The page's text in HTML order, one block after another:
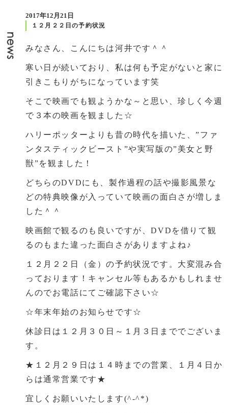
2017年12月21日
１２月２２日の予約状況
みなさん、こんにちは河井です＾＾
寒い日が続いており、私は何も予定がないと家に
引きこもりがちになっています笑
そこで映画でも観ようかな～と思い、珍しく今週
で３本の映画を観ました☆
ハリーポッターよりも昔の時代を描いた、”ファ
ンタスティックビースト”や実写版の”美女と野
獣”を観ました！
どちらのDVDにも、製作過程の話や撮影風景な
どの特典映像が入っていて映画の面白さが増しま
した＾＾
映画館で観るのも良いですが、DVDを借りて観
るのもまた違った面白さがありますよね♪
１２月２２日（金）の予約状況です。大変混み合
っております！キャンセル等もあるかもしれませ
んのでお電話にてご確認下さい☆
☆年末年始のお知らせです☆
休診日は１２月３０日～１月３日まででございま
す。
★１２月２９日は１４時までの営業、１月４日か
らは通常営業です★
宜しくお願いいたします(^-^*)